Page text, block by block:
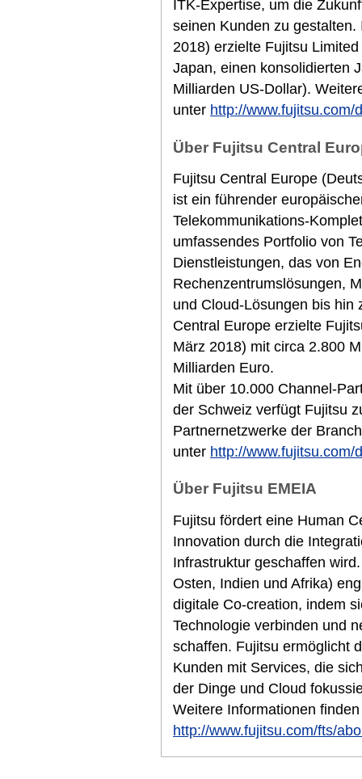
ITK-Expertise, um die
seinen Kunden zu
2018) erzielte Fujitsu
Japan, einen konsolidierten
Milliarden US-Dollar).
unter http://www.fujitsu.com/
Über Fujitsu Central
Fujitsu Central Europe
ist ein führender
Telekommunikations-
umfassendes Portfolio von
Dienstleistungen, das von
Rechenzentrumslösungen,
und Cloud-Lösungen bis hin
Central Europe erzielte
März 2018) mit circa 2.800
Milliarden Euro.
Mit über 10.000 Channel-
der Schweiz verfügt Fujitsu
Partnernetzwerke der
unter http://www.fujitsu.com/
Über Fujitsu EMEIA
Fujitsu fördert eine Human
Innovation durch die
Infrastruktur geschaffen
Osten, Indien und Afrika)
digitale Co-creation, indem
Technologie verbinden und
schaffen. Fujitsu ermöglicht
Kunden mit Services, die
der Dinge und Cloud
Weitere Informationen
http://www.fujitsu.com/fts/